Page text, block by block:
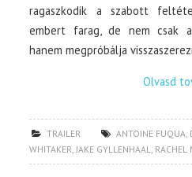
ragaszkodik a szabott
embert farag, de nem csak
hanem megpróbálja
Olvasd
TRAILER ANTOINE FUQUA
WHITAKER JAKE GYLLENHAAL RACHEL